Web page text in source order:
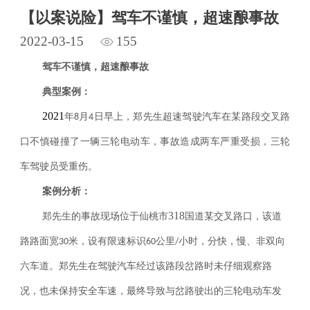
【以案说险】驾车不谨慎，超速酿事故
2022-03-15 155
驾车不谨慎，超速酿事故
典型案例：
2021 年8月4 日早上，郑先生超速驾驶汽车在某路段交叉路
口不慎碰撞了一辆三轮电动车，事故造成两车严重受损，三轮
车驾驶员受重伤。
案例分析：
郑先生的事故现场位于仙桃市318国道某交叉路口，该道
路路面宽30米，设有限速标识60公里/小时，分快，慢、非双向
六车道。郑先生在驾驶汽车经过该路段岔路时未仔细观察路
况，也未保持安全车速，最终导致与岔路驶出的三轮电动车发